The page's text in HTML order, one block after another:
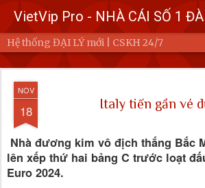
VietVip Pro - NHÀ CÁI SỐ 1
Hệ thống ĐẠI LÝ mới | CSKH 24/7
NOV
18 Italy tiến gần vé
Nhà đương kim vô địch thắng Bắc
lên xếp thứ hai bảng C trước loạt
Euro 2024.